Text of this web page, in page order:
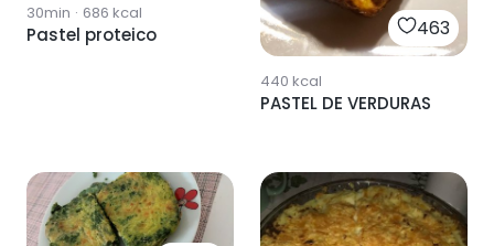
30min · 686 kcal
Pastel proteico 463
440 kcal
PASTEL DE VERDURAS